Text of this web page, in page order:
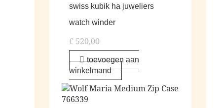
swiss kubik ha juweliers
watch winder
€ 520,00
toevoegen aan
winkelmand